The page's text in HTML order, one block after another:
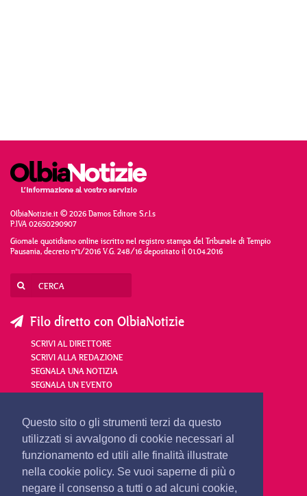
Questo sito o gli strumenti terzi da questo
utilizzati si avvalgono di cookie necessari al
funzionamento ed utili alle finalità illustrate
nella cookie policy. Se vuoi saperne di più o
negare il consenso a tutti o ad alcuni cookie,
OlbiaNotizie.it © 2026 Damos Editore S.r.l.s
P.IVA 02650290907
Giornale quotidiano online iscritto nel registro stampa del Tribunale di Tempio
Pausania, decreto n°1/2016 V.G. 248/16 depositato il 01.04.2016
Filo diretto con OlbiaNotizie
SCRIVI AL DIRETTORE
SCRIVI ALLA REDAZIONE
SEGNALA UNA NOTIZIA
SEGNALA UN EVENTO
redazione@olbianotizie.it